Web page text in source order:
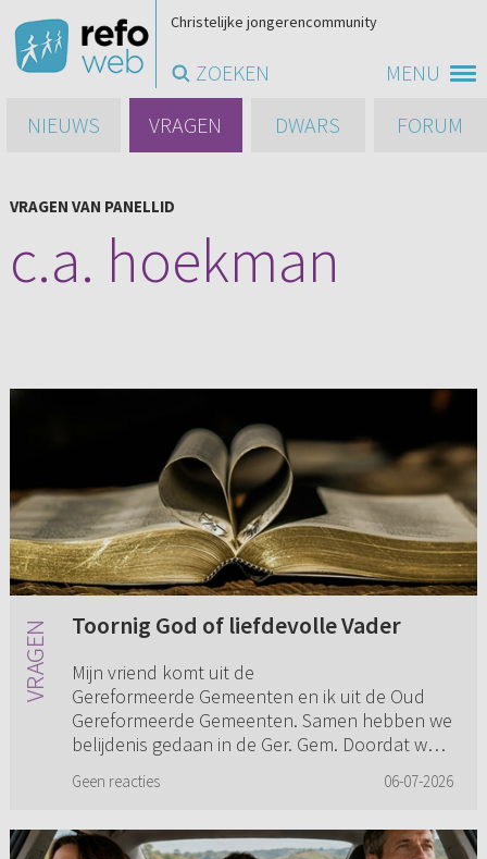
MENU
Christelijke jongerencommunity
ZOEKEN
NIEUWS
VRAGEN DWARS FORUM
VRAGEN VAN PANELLID
c.a. hoekman
Toornig God of liefdevolle Vader
Mijn vriend komt uit de
Gereformeerde Gemeenten en ik uit de Oud
Gereformeerde Gemeenten. Samen hebben we
belijdenis gedaan in de Ger. Gem. Doordat we
het w...
Geen reacties 06-07-2026